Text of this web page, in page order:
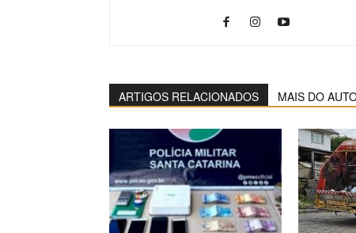
ARTIGOS RELACIONADOS MAIS DO